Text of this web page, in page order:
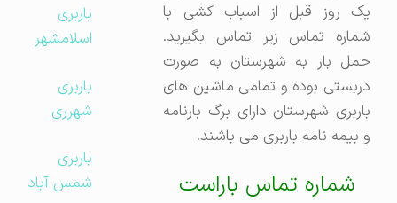
یک روز قبل از اسباب کشی با
شماره تماس زیر تماس بگیرید.
حمل بار به شهرستان به صورت
دربستی بوده و تمامی ماشین های
باربری شهرستان دارای برگ بارنامه
و بیمه نامه باربری می باشند.
شماره تماس باراست
باربری
اسلامشهر
باربری
شهرری
باربری
شمس آباد